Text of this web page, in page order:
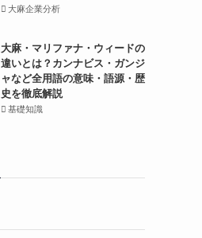
大麻企業分析
大麻・マリファナ・ウィードの
違いとは？カンナビス・ガンジ
ャなど全用語の意味・語源・歴
史を徹底解説
基礎知識